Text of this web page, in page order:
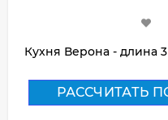
Кухня Верона - длина
РАССЧИТАТЬ